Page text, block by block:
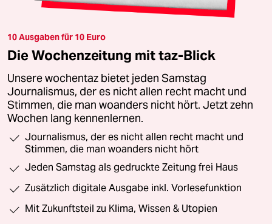
10 Ausgaben für 10 Euro
Die Wochenzeitung mit taz-Blick
Unsere wochentaz bietet jeden Samstag
Journalismus, der es nicht allen recht macht und
Stimmen, die man woanders nicht hört. Jetzt zehn
Wochen lang kennenlernen.
Journalismus, der es nicht allen recht macht und
Stimmen, die man woanders nicht hört
Jeden Samstag als gedruckte Zeitung frei Haus
Zusätzlich digitale Ausgabe inkl. Vorlesefunktion
Mit Zukunftsteil zu Klima, Wissen & Utopien